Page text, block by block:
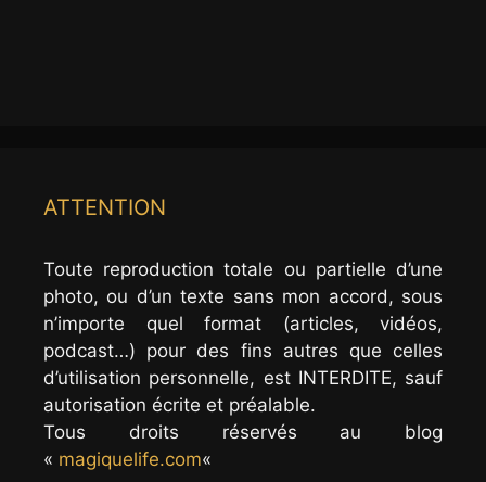
ATTENTION
Toute reproduction totale ou partielle d’une
photo, ou d’un texte sans mon accord, sous
n’importe quel format (articles, vidéos,
podcast…) pour des fins autres que celles
d’utilisation personnelle, est INTERDITE, sauf
autorisation écrite et préalable.
Tous droits réservés au blog
« magiquelife.com«